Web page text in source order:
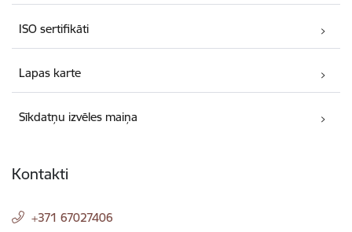
ISO sertifikāti
Lapas karte
Sīkdatņu izvēles maiņa
Kontakti
+371 67027406